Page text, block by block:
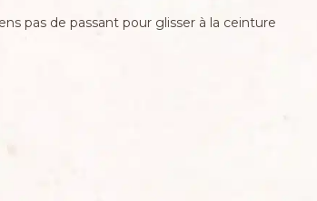
pas de passant pour glisser à la ceinture